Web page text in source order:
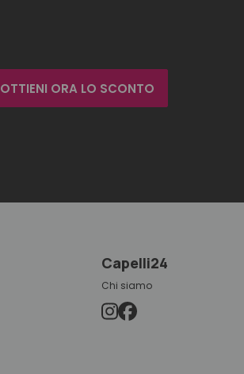
OTTIENI ORA LO SCONTO
Capelli24
Chi siamo